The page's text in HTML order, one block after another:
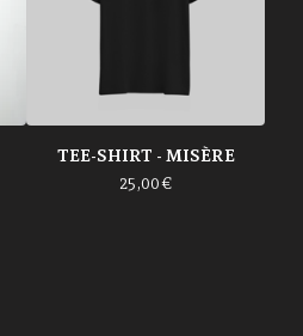
TEE-SHIRT - MISÈRE
25,00€